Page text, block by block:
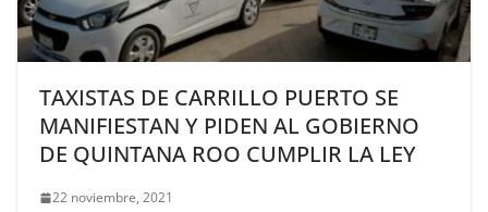
TAXISTAS DE CARRILLO PUERTO SE
MANIFIESTAN Y PIDEN AL GOBIERNO
DE QUINTANA ROO CUMPLIR LA LEY
22 noviembre, 2021